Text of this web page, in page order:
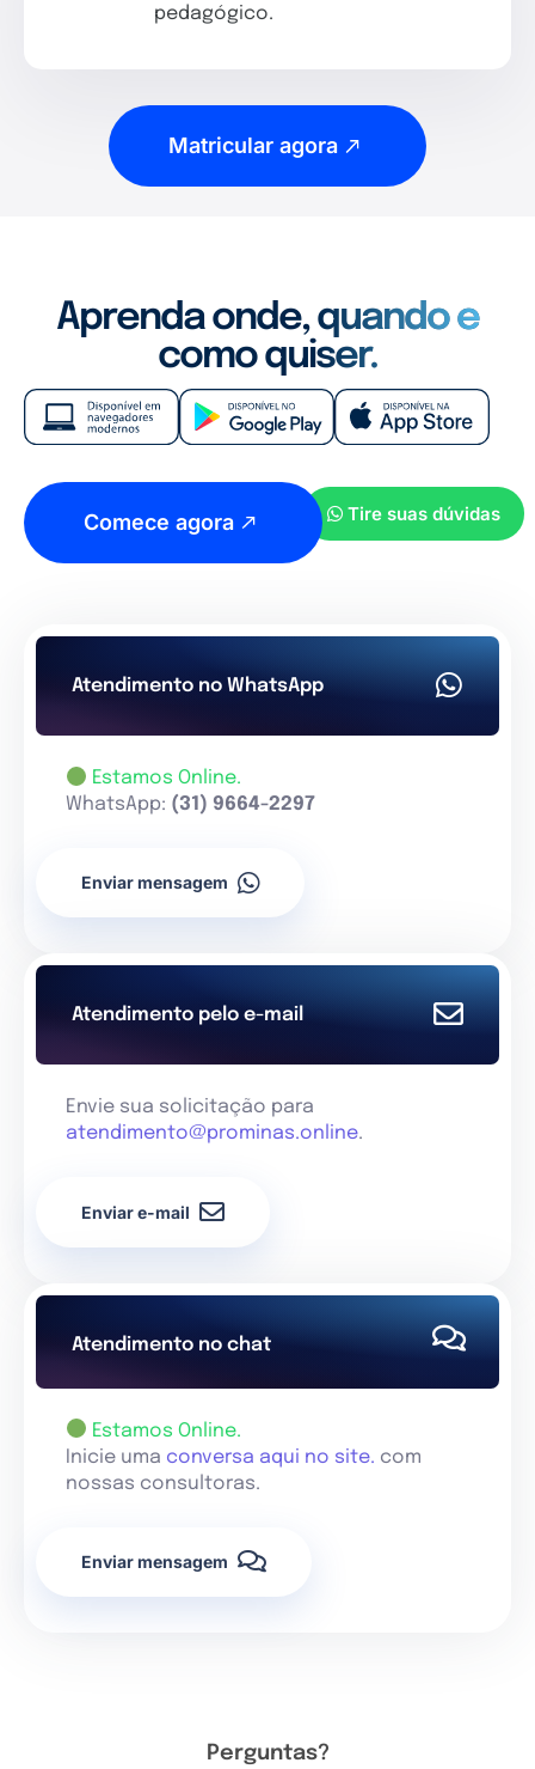
pedagógico.
Matricular agora
Aprenda onde, quando e
como quiser.
Comece agora Tire suas dúvidas
Atendimento no WhatsApp
Estamos Online.
WhatsApp: (31) 9664-2297
Enviar mensagem
Atendimento pelo e-mail
Envie sua solicitação para
atendimento@prominas.online.
Enviar e-mail
Atendimento no chat
Estamos Online.
Inicie uma conversa aqui no site. com
nossas consultoras.
Enviar mensagem
Perguntas?